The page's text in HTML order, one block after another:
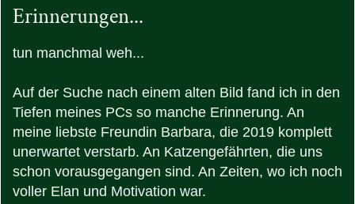
Erinnerungen...
tun manchmal weh...
Auf der Suche nach einem alten Bild fand ich in den
Tiefen meines PCs so manche Erinnerung. An
meine liebste Freundin Barbara, die 2019 komplett
unerwartet verstarb. An Katzengefährten, die uns
schon vorausgegangen sind. An Zeiten, wo ich noch
voller Elan und Motivation war.